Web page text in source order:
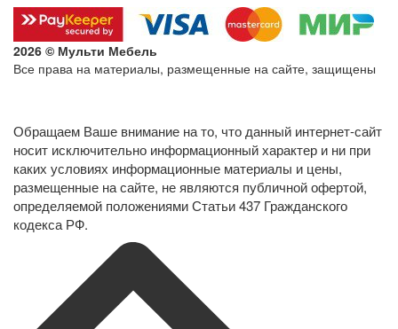
2026 © Мульти Мебель
Все права на материалы, размещенные на сайте, защищены
Обращаем Ваше внимание на то, что данный интернет-сайт
носит исключительно информационный характер и ни при
каких условиях информационные материалы и цены,
размещенные на сайте, не являются публичной офертой,
определяемой положениями Статьи 437 Гражданского
кодекса РФ.